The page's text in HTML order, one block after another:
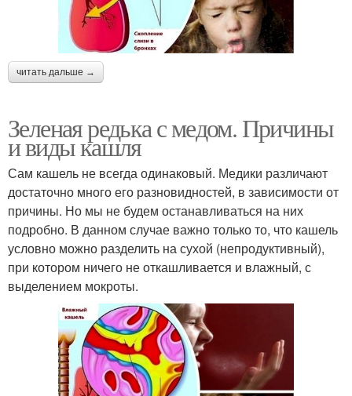
читать дальше →
Зеленая редька с медом. Причины
и виды кашля
Сам кашель не всегда одинаковый. Медики различают
достаточно много его разновидностей, в зависимости от
причины. Но мы не будем останавливаться на них
подробно. В данном случае важно только то, что кашель
условно можно разделить на сухой (непродуктивный),
при котором ничего не откашливается и влажный, с
выделением мокроты.